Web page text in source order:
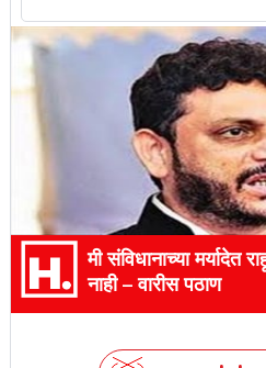
मी संविधानाच्या मर्यादेत
नाही – वारीस पठाण